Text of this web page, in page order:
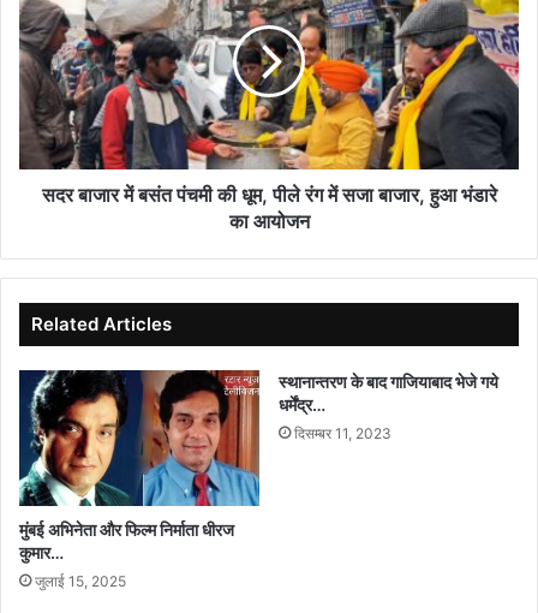
भी
माफ
में
बसंत
पंचमी
की
धूम,
पीले
रंग
का
आयोजन
सदर बाजार में बसंत पंचमी की धूम, पीले रंग में सजा बाजार, हुआ भंडारे
का आयोजन
Related Articles
मुंबई अभिनेता और फिल्म निर्माता धीरज
कुमार…
जुलाई 15, 2025
स्थानान्तरण के बाद गाजियाबाद भेजे गये
धर्मेंद्र…
दिसम्बर 11, 2023